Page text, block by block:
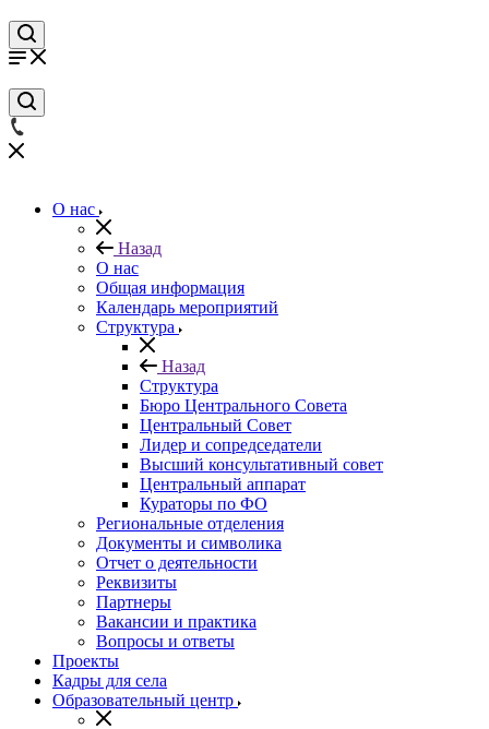
О нас
Назад
О нас
Общая информация
Календарь мероприятий
Структура
Назад
Структура
Бюро Центрального Совета
Центральный Совет
Лидер и сопредседатели
Высший консультативный совет
Центральный аппарат
Кураторы по ФО
Региональные отделения
Документы и символика
Отчет о деятельности
Реквизиты
Партнеры
Вакансии и практика
Вопросы и ответы
Проекты
Кадры для села
Образовательный центр